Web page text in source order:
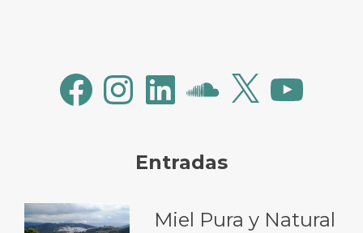
FacebookInstagramLinkedInSoundCloud
X YouTube
Entradas
Miel Pura y Natural